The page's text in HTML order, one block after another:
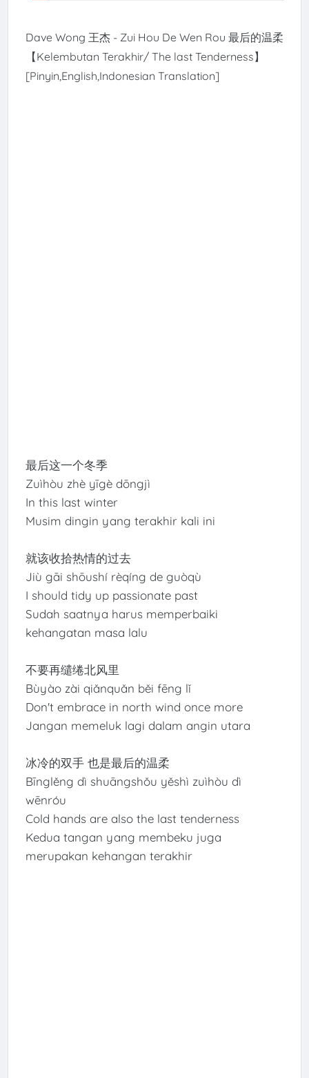
Dave Wong 王杰 - Zui Hou De Wen Rou 最后的温柔
【Kelembutan Terakhir/ The last Tenderness】
[Pinyin,English,Indonesian Translation]
最后这一个冬季
Zuìhòu zhè yīgè dōngjì
In this last winter
Musim dingin yang terakhir kali ini
就该收拾热情的过去
Jiù gāi shōushí rèqíng de guòqù
I should tidy up passionate past
Sudah saatnya harus memperbaiki
kehangatan masa lalu
不要再缱绻北风里
Bùyào zài qiǎnquǎn běi fēng lǐ
Don't embrace in north wind once more
Jangan memeluk lagi dalam angin utara
冰冷的双手 也是最后的温柔
Bīnglěng dì shuāngshǒu yěshì zuìhòu dì
wēnróu
Cold hands are also the last tenderness
Kedua tangan yang membeku juga
merupakan kehangan terakhir